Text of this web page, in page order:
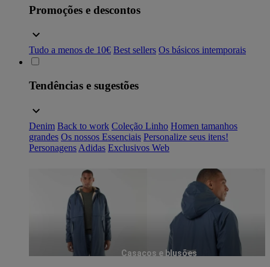
Promoções e descontos
Tudo a menos de 10€ Best sellers Os básicos intemporais
Tendências e sugestões
Denim Back to work Coleção Linho Homen tamanhos
grandes Os nossos Essenciais Personalize seus itens!
Personagens Adidas Exclusivos Web
Casacos e blusões